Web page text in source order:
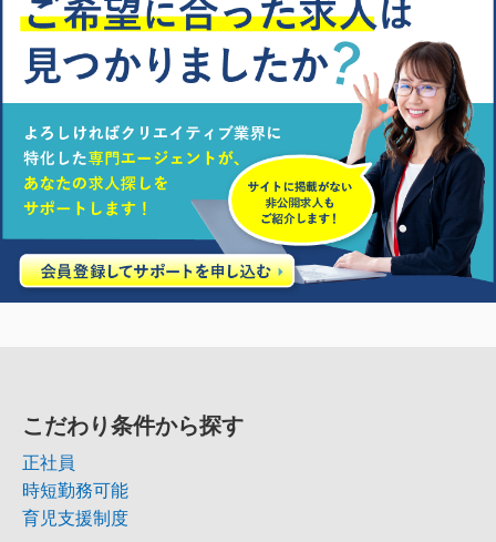
こだわり条件から探す
正社員
時短勤務可能
育児支援制度